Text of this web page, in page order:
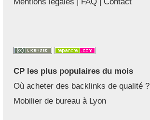
CP les plus populaires du mois
Où acheter des backlinks de qualité ?
Mobilier de bureau à Lyon